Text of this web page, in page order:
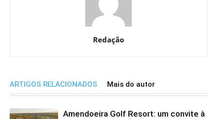
Redação
ARTIGOS RELACIONADOS Mais do autor
Amendoeira Golf Resort: um convite à